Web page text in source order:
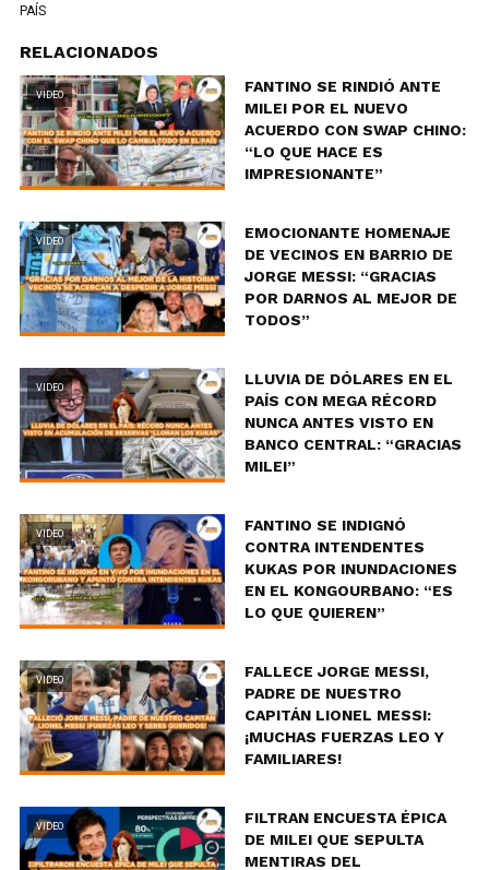
PAÍS
RELACIONADOS
VIDEO
FANTINO SE RINDIÓ ANTE
MILEI POR EL NUEVO
ACUERDO CON SWAP CHINO:
“LO QUE HACE ES
IMPRESIONANTE”
VIDEO
EMOCIONANTE HOMENAJE
DE VECINOS EN BARRIO DE
JORGE MESSI: “GRACIAS
POR DARNOS AL MEJOR DE
TODOS”
VIDEO
LLUVIA DE DÓLARES EN EL
PAÍS CON MEGA RÉCORD
NUNCA ANTES VISTO EN
BANCO CENTRAL: “GRACIAS
MILEI”
VIDEO
FANTINO SE INDIGNÓ
CONTRA INTENDENTES
KUKAS POR INUNDACIONES
EN EL KONGOURBANO: “ES
LO QUE QUIEREN”
VIDEO
FALLECE JORGE MESSI,
PADRE DE NUESTRO
CAPITÁN LIONEL MESSI:
¡MUCHAS FUERZAS LEO Y
FAMILIARES!
VIDEO
FILTRAN ENCUESTA ÉPICA
DE MILEI QUE SEPULTA
MENTIRAS DEL